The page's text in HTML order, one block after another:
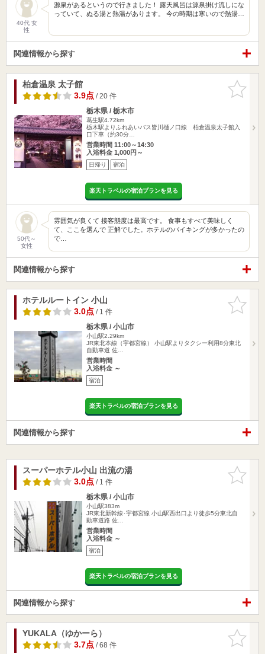
40代 女
性
源泉があるというので行きました！ 露天風呂は源泉掛け流しにな
っていて、ぬる湯と熱湯があります。 今の時期は寒いので熱湯…
関連情報から探す
お気に入
りに追加
柏倉温泉 太子館
3.9点/ 20 件
栃木県 / 栃木市
葛生駅4.72km
栃木駅よりふれあいバス皆川樋ノ口線 柏倉温泉太子館入
口下車（約30分…
営業時間 11:00～14:30
入浴料金 1,000円～
日帰り 宿泊
楽天トラベルの宿泊プランを見る
50代～
女性
雰囲気が良くて 接客態度は最高です。 食事もすべて美味しく
て、ここを選んで 正解でした。ホテルのバイキングが多かったの
で…
関連情報から探す
お気に入
りに追加
ホテルルートイン 小山
3.0点/ 1 件
栃木県 / 小山市
小山駅2.29km
JR東北本線（宇都宮線） 小山駅よりタクシー利用8分東北
自動車道 佐…
営業時間
入浴料金 ～
宿泊
楽天トラベルの宿泊プランを見る
関連情報から探す
お気に入
りに追加
スーパーホテル小山 出流の湯
3.0点/ 1 件
栃木県 / 小山市
小山駅383m
JR東北新幹線･宇都宮線 小山駅西出口より徒歩5分東北自
動車道路 佐…
営業時間
入浴料金 ～
宿泊
楽天トラベルの宿泊プランを見る
関連情報から探す
お気に入
りに追加
YUKALA（ゆかーら）
3.7点/ 68 件